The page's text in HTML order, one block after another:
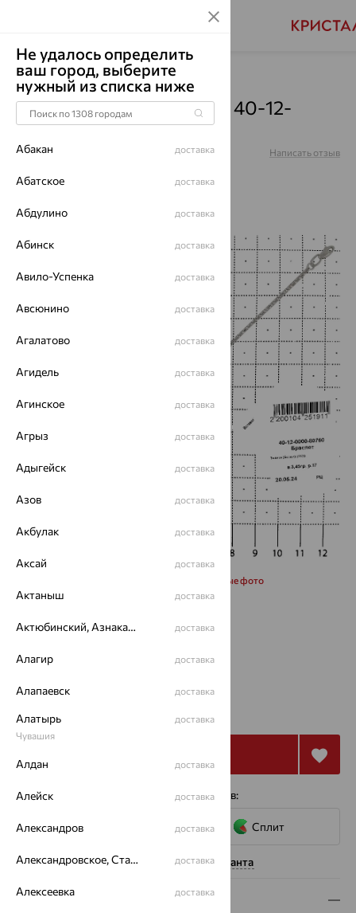
Главная Каталог Браслеты декоративные
Браслет, золото, белый, 40-12-
0000-80760
Артикул:
Написать отзыв
Запросить дополнительные фото
Размеры:
от 30 607
4 платежа по 7 652 с помощью сервисов:
Сплит
Нужна помощь консультанта
Описание
Не удалось определить
ваш город, выберите
нужный из списка ниже
Абакан доставка
Абатское доставка
Абдулино доставка
Абинск доставка
Авило-Успенка доставка
Авсюнино доставка
Агалатово доставка
Агидель доставка
Агинское доставка
Агрыз доставка
Адыгейск доставка
Азов доставка
Акбулак доставка
Аксай доставка
Актаныш доставка
Актюбинский, Азнакаевский район доставка
Алагир доставка
Алапаевск доставка
Алатырь
Чувашия
доставка
Алдан доставка
Алейск доставка
Александров доставка
Александровское, Ставропольский край доставка
Алексеевка доставка